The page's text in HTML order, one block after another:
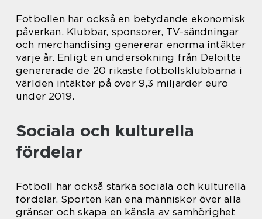
Fotbollen har också en betydande ekonomisk
påverkan. Klubbar, sponsorer, TV-sändningar
och merchandising genererar enorma intäkter
varje år. Enligt en undersökning från Deloitte
genererade de 20 rikaste fotbollsklubbarna i
världen intäkter på över 9,3 miljarder euro
under 2019.
Sociala och kulturella
fördelar
Fotboll har också starka sociala och kulturella
fördelar. Sporten kan ena människor över alla
gränser och skapa en känsla av samhörighet